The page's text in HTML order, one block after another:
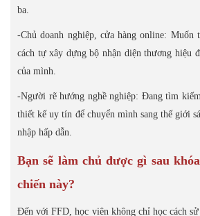
ba.
-Chủ doanh nghiệp, cửa hàng online:
cách tự xây dựng bộ nhận diện thương hiệu
của mình.
-Người rẽ hướng nghề nghiệp: Đang tìm
thiết kế uy tín để chuyển mình sang thế giới
nhập hấp dẫn.
Bạn sẽ làm chủ được gì sau
chiến này?
Đến với FFD, học viên không chỉ học cách